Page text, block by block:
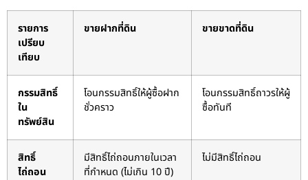
รายการ
เปรียบ
เทียบ
ขายฝากที่ดิน ขายขาดที่ดิน
กรรมสิทธิ์
ใน
ทรัพย์สิน
โอนกรรมสิทธิ์ให้ผู้ซื้อฝาก
ชั่วคราว
โอนกรรมสิทธิ์ถาวรให้ผู้
ซื้อทันที
สิทธิ์
ไถ่ถอน
มีสิทธิ์ไถ่ถอนภายในเวลา
ที่กำหนด (ไม่เกิน 10 ปี)
ไม่มีสิทธิ์ไถ่ถอน